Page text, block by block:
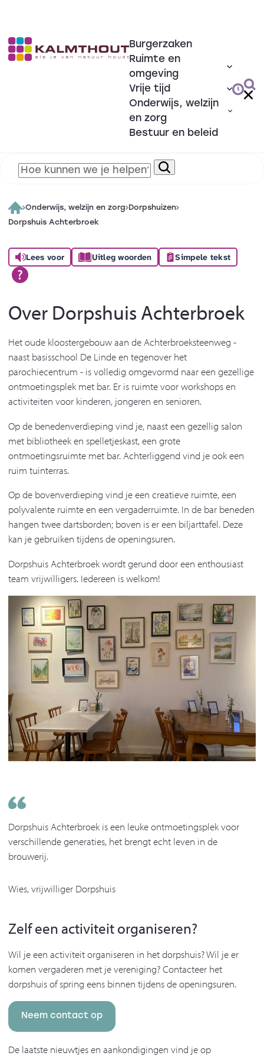
Burgerzaken
Ruimte en
omgeving
Vrije tijd
Onderwijs, welzijn
en zorg
Bestuur en beleid
Onderwijs, welzijn en zorg
Dorpshuizen
Dorpshuis Achterbroek
Lees voor Uitleg woorden Simpele tekst
Over Dorpshuis Achterbroek
Het oude kloostergebouw aan de Achterbroeksteenweg -
naast basisschool De Linde en tegenover het
parochiecentrum - is volledig omgevormd naar een gezellige
ontmoetingsplek met bar. Er is ruimte voor workshops en
activiteiten voor kinderen, jongeren en senioren.
Op de benedenverdieping vind je, naast een gezellig salon
met bibliotheek en spelletjeskast, een grote
ontmoetingsruimte met bar. Achterliggend vind je ook een
ruim tuinterras.
Op de bovenverdieping vind je een creatieve ruimte, een
polyvalente ruimte en een vergaderruimte. In de bar beneden
hangen twee dartsborden; boven is er een biljarttafel. Deze
kan je gebruiken tijdens de openingsuren.
Dorpshuis Achterbroek wordt gerund door een enthousiast
team vrijwilligers. Iedereen is welkom!
Dorpshuis Achterbroek is een leuke ontmoetingsplek voor
verschillende generaties, het brengt echt leven in de
brouwerij.
Wies, vrijwilliger Dorpshuis
Zelf een activiteit organiseren?
Wil je een activiteit organiseren in het dorpshuis? Wil je er
komen vergaderen met je vereniging? Contacteer het
dorpshuis of spring eens binnen tijdens de openingsuren.
Neem contact op
De laatste nieuwtjes en aankondigingen vind je op